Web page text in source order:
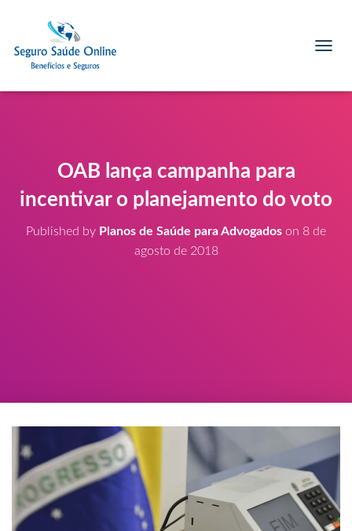
G
T
OAB lança campanha para
incentivar o planejamento do voto
Published by Planos de Saúde para Advogados on 8 de
agosto de 2018